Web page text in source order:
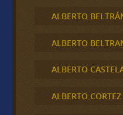
ALBERTO
ALBERTO
ALBERTO
ALBERTO CORTEZ